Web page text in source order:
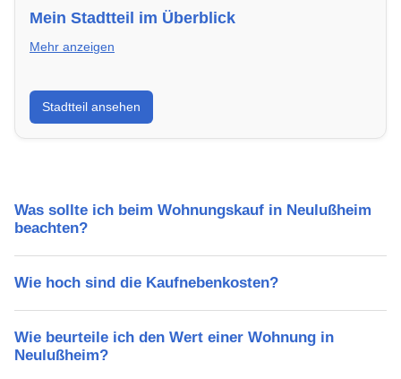
Mein Stadtteil im Überblick
Mehr anzeigen
Erfahre mehr über deinen Stadtteil in Neulußheim:
Lebensqualität, Verkehrsanbindung, Schulen,
Freizeitmöglichkeiten und Mietpreise.
Stadtteil ansehen
Was sollte ich beim Wohnungskauf in Neulußheim
beachten?
Wie hoch sind die Kaufnebenkosten?
Wie beurteile ich den Wert einer Wohnung in
Neulußheim?